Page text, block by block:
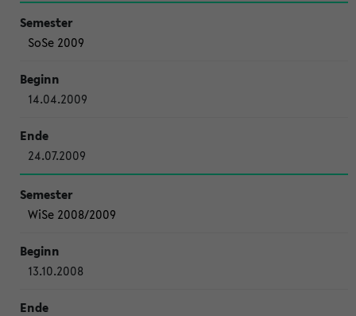
SoSe 2009
14.04.2009
24.07.2009
WiSe 2008/2009
13.10.2008